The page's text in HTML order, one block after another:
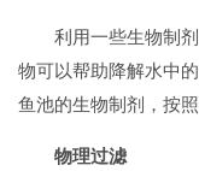
利用一些生物制
物可以帮助降解水中
鱼池的生物制剂，按
物理过滤